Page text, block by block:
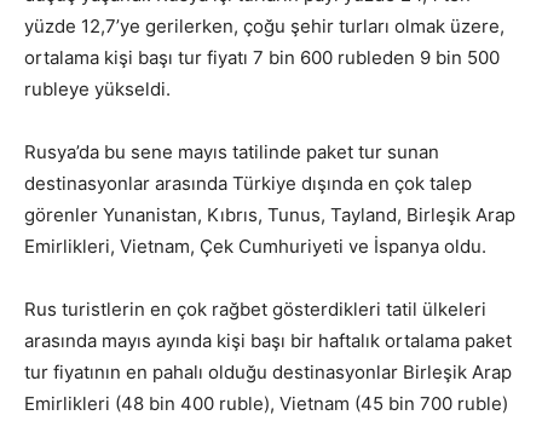
yüzde 12,7’ye gerilerken, çoğu şehir turları olmak üzere,
ortalama kişi başı tur fiyatı 7 bin 600 rubleden 9 bin 500
rubleye yükseldi.
Rusya’da bu sene mayıs tatilinde paket tur sunan
destinasyonlar arasında Türkiye dışında en çok talep
görenler Yunanistan, Kıbrıs, Tunus, Tayland, Birleşik Arap
Emirlikleri, Vietnam, Çek Cumhuriyeti ve İspanya oldu.
Rus turistlerin en çok rağbet gösterdikleri tatil ülkeleri
arasında mayıs ayında kişi başı bir haftalık ortalama paket
tur fiyatının en pahalı olduğu destinasyonlar Birleşik Arap
Emirlikleri (48 bin 400 ruble), Vietnam (45 bin 700 ruble)